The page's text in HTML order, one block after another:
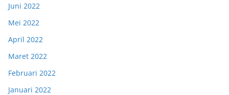
Juni 2022
Mei 2022
April 2022
Maret 2022
Februari 2022
Januari 2022